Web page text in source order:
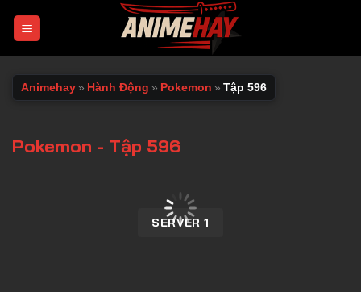
Animehay » Hành Động » Pokemon » Tập 596
Pokemon - Tập 596
SERVER 1